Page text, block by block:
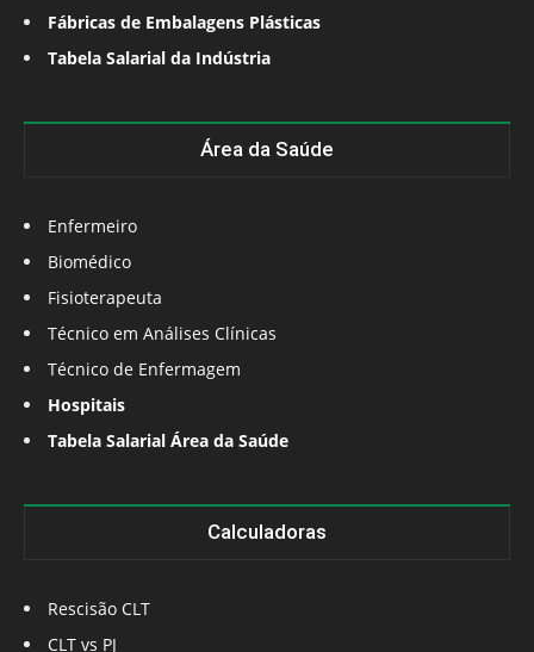
Fábricas de Embalagens Plásticas
Tabela Salarial da Indústria
Área da Saúde
Enfermeiro
Biomédico
Fisioterapeuta
Técnico em Análises Clínicas
Técnico de Enfermagem
Hospitais
Tabela Salarial Área da Saúde
Calculadoras
Rescisão CLT
CLT vs PJ